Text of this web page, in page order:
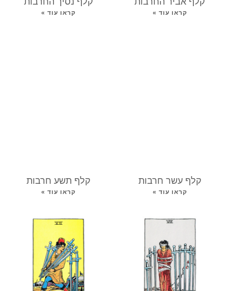
קראו עוד » קראו עוד »
קלף עשר חרבות
קראו עוד »
קלף תשע חרבות
קראו עוד »